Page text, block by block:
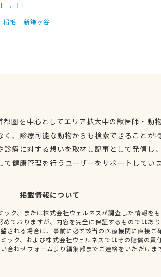
川口
稲毛 新鎌ヶ谷
都圏を中心としてエリア拡大中の獣医師・動
く、診療可能な動物からも検索できることが
診療に対する想いを取材し記事として発信し
て健康管理を行うユーザーをサポートしてい
掲載情報について
ック、または株式会社ウェルネスが調査した情報を
めておりますが、内容を完全に保証するものではあ
される場合は、事前に必ず該当の医療機関に直接ご
ック、および株式会社ウェルネスではその賠償の責
合わせフォームより編集部までご連絡をいただけま